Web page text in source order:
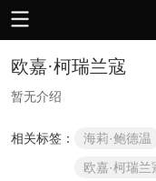
欧嘉·柯瑞兰寇
暂无介绍
相关标签： 海莉·鲍德温
欧嘉·柯瑞兰